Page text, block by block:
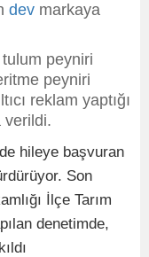
dev markaya
peyniri
peyniri
reklam yaptığı
verildi.
hileye başvuran
Son
İlçe Tarım
denetimde,